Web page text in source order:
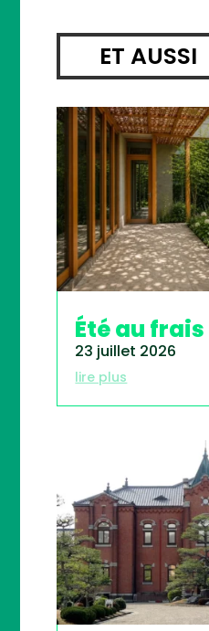
ET AUSSI
Été au frais
23 juillet 2026
lire plus